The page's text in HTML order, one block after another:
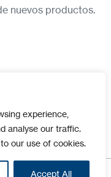
experience,
analyse our traffic.
our use of cookies.
Accept All
nuevos productos.